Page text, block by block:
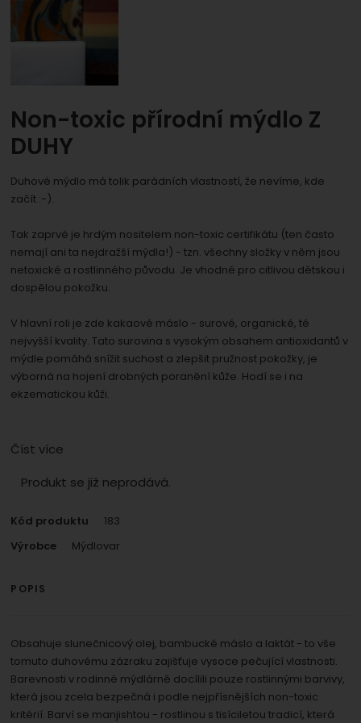
Povoleno
našich reklamních kampaní. Jejich pomocí určujeme
stránek. Data získaná pomocí těchto cookies
zpracováváme souhrnně a anonymně, takže nejsme
schopni identifikovat konkrétní uživatele našeho webu.
Marketingové
Marketingové-
nevhodnou reklamou
Povoleno
Zobrazit
Marketingové cookies používáme my nebo naši partneři,
abychom vám mohli zobrazit vhodné obsahy nebo
stran.
Non-toxic přírodní mýdlo Z
DUHY
Duhové mýdlo má tolik parádních vlastností, že nevíme, kde
začít :-).
Tak zaprvé je hrdým nositelem non-toxic certifikátu (ten často
nemají ani ta nejdražší mýdla!) - tzn. všechny složky v něm jsou
netoxické a rostlinného původu. Je vhodné pro citlivou dětskou i
dospělou pokožku.
V hlavní roli je zde kakaové máslo - surové, organické, té
nejvyšší kvality. Tato surovina s vysokým obsahem antioxidantů v
mýdle pomáhá snížit suchost a zlepšit pružnost pokožky, je
výborná na hojení drobných poranění kůže. Hodí se i na
ekzematickou kůži.
Číst více
Produkt se již neprodává.
Kód produktu
183
Výrobce
Mýdlovar
POPIS
Obsahuje slunečnicový olej, bambucké máslo a laktát - to vše
tomuto duhovému zázraku zajišťuje vysoce pečující vlastnosti.
Barevnosti v rodinné mýdlárně docílili pouze rostlinnými barvivy,
která jsou zcela bezpečná i podle nejpřísnějších non-toxic
kritérií. Barví se manjishtou - rostlinou s tisíciletou tradicí, která